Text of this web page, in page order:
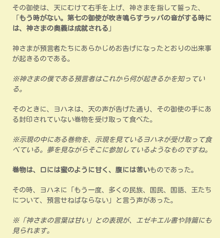
その御使は、天にむけて右手を上げ、神さまを指して誓った、
もう時がない。第七の御使が吹き鳴らすラッパの音がする時に
は、神さまの奥義は成就される
神さまが預言者たちにあらかじめお告げになったとおりの出来事
が起きるのである。
※神さまの僕である預言者はこれから何が起きるかを知ってい
る。
そのときに、ヨハネは、天の声が告げた通り、その御使の手にあ
る封印されていない巻物を受け取って食べた。
※示現の中にある巻物を、示現を見ているヨハネが受け取って食
べている。夢を見ながらそこに参加しているようなものですね。
巻物は、口には蜜のように甘く、腹には苦いものであった。
その時、ヨハネに「もう一度、多くの民族、国民、国語、王たち
について、預言せねばならない」と言う声があった。
※「神さまの言葉は甘い」との表現が、エゼキエル書や詩篇にも
見られます。